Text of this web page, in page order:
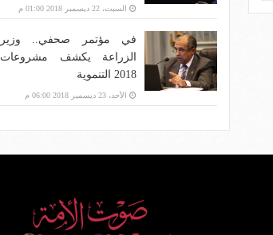
السبت، 22 ديسمبر 2018 01:00 م
في مؤتمر صحفي.. وزير
الزراعة يكشف مشروعات
2018 التنموية
الأحد، 23 ديسمبر 2018 06:00 م